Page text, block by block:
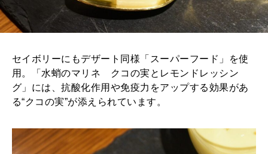
セイボリーにもデザート同様「スーパーフード」を使
用。「水蛸のマリネ クコの実とレモンドレッシン
グ」には、抗酸化作用や免疫力をアップする効果があ
る“クコの実”が添えられています。